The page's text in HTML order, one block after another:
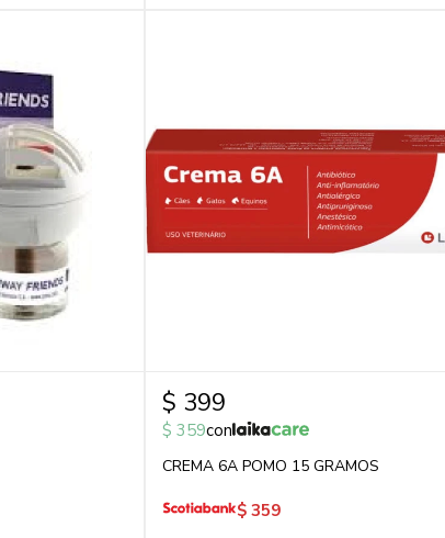
$ 399
$ 359con
CREMA 6A POMO 15 GRAMOS
$ 359